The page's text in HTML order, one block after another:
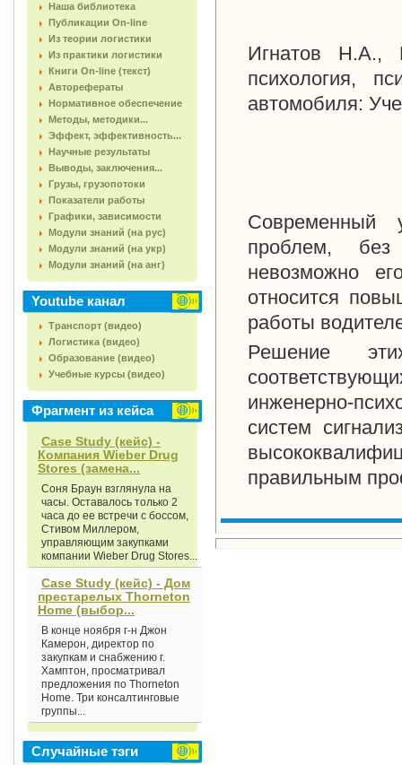
Наша библиотека
Публикации On-line
Из теории логистики
Из практики логистики
Книги On-line (текст)
Авторефераты
Нормативное обеспечение
Методы, методики...
Эффект, эффективность...
Научные результаты
Выводы, заключения...
Грузы, грузопотоки
Показатели работы
Графики, зависимости
Модули знаний (на рус)
Модули знаний (на укр)
Модули знаний (на анг)
Youtube канал
Транспорт (видео)
Логистика (видео)
Образование (видео)
Учебные курсы (видео)
Фрагмент из кейса
Case Study (кейс) -
Компания Wieber Drug
Stores (замена...
Соня Браун взглянула на
часы. Остава­лось только 2
часа до ее встречи с боссом,
Стивом Миллером,
управляющим закупками
компании Wieber Drug Stores...
Case Study (кейс) - Дом
престарелых Thorneton
Home (выбор...
В конце ноября г-н Джон
Камерон, директор по
закупкам и снабжению г.
Хамптон, просматривал
предложения по Thorneton
Home. Три консалтинговые
группы...
Случайные тэги
Игнатов Н.А.,
психология,
автомобиля:
Современный
проблем, без
невозможно
относится
работы
Решение
инженерно-
систем
правильным